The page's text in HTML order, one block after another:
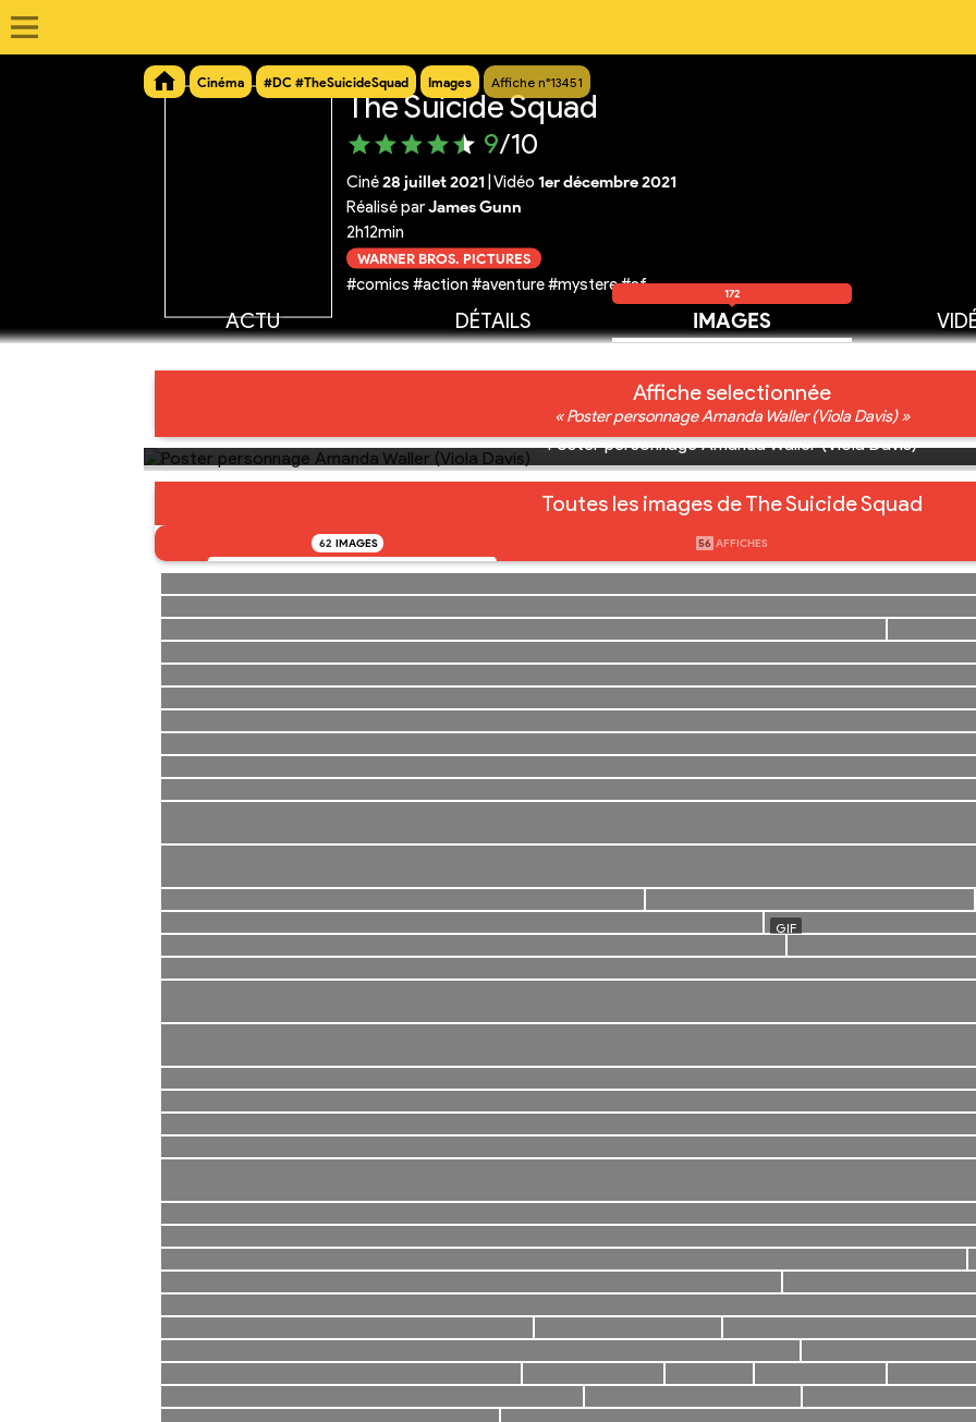
Cinéma #DC #TheSuicideSquad Images Affiche n°13451
The Suicide Squad
9/10
Ciné28 juillet 2021 Vidéo 1er décembre 2021
Réalisé parJames Gunn
2h12min
WARNER BROS. PICTURES
#comics #action #aventure #mystere #sf
ACTU DÉTAILS IMAGES
172
Affiche selectionnée
« Poster personnage Amanda Waller (Viola Davis) »
Poster personnage Amanda Waller (Viola Davis)
Toutes les images de The Suicide Squad
62 IMAGES 56 AFFICHES